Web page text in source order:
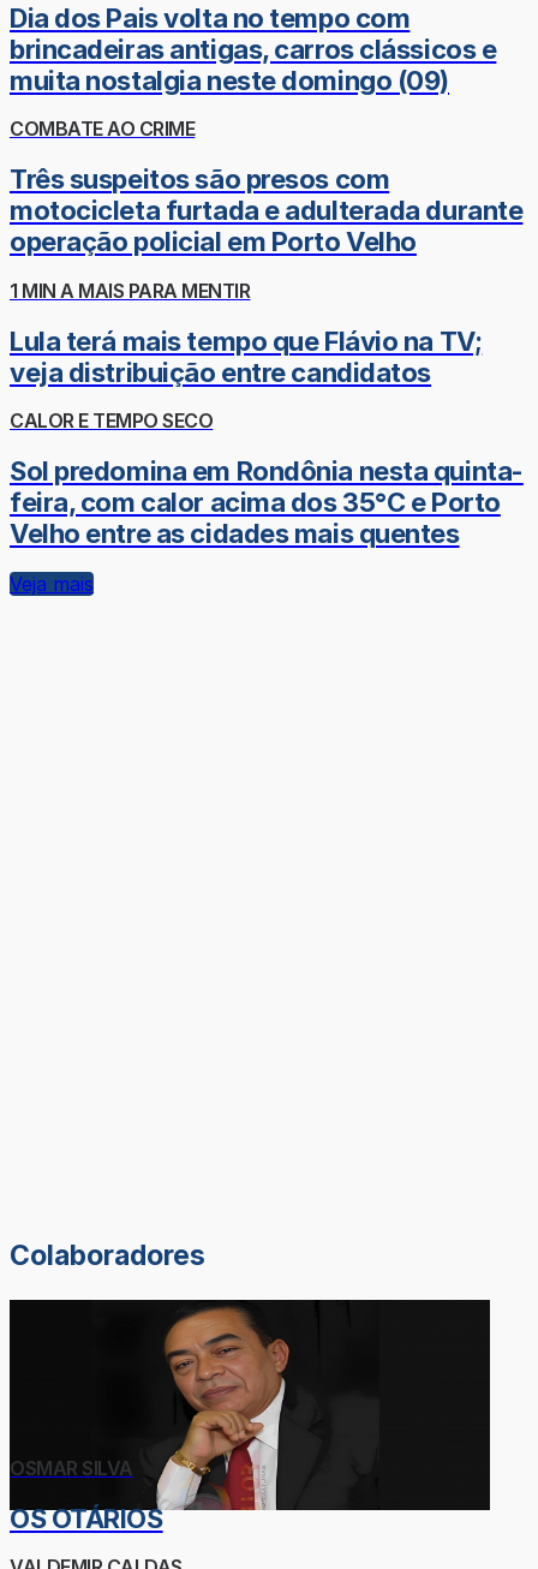
Dia dos Pais volta no tempo com
brincadeiras antigas, carros clássicos e
muita nostalgia neste domingo (09)
COMBATE AO CRIME
Três suspeitos são presos com
motocicleta furtada e adulterada durante
operação policial em Porto Velho
1 MIN A MAIS PARA MENTIR
Lula terá mais tempo que Flávio na TV;
veja distribuição entre candidatos
CALOR E TEMPO SECO
Sol predomina em Rondônia nesta quinta-
feira, com calor acima dos 35°C e Porto
Velho entre as cidades mais quentes
Veja mais
Colaboradores
OSMAR SILVA
OS OTÁRIOS